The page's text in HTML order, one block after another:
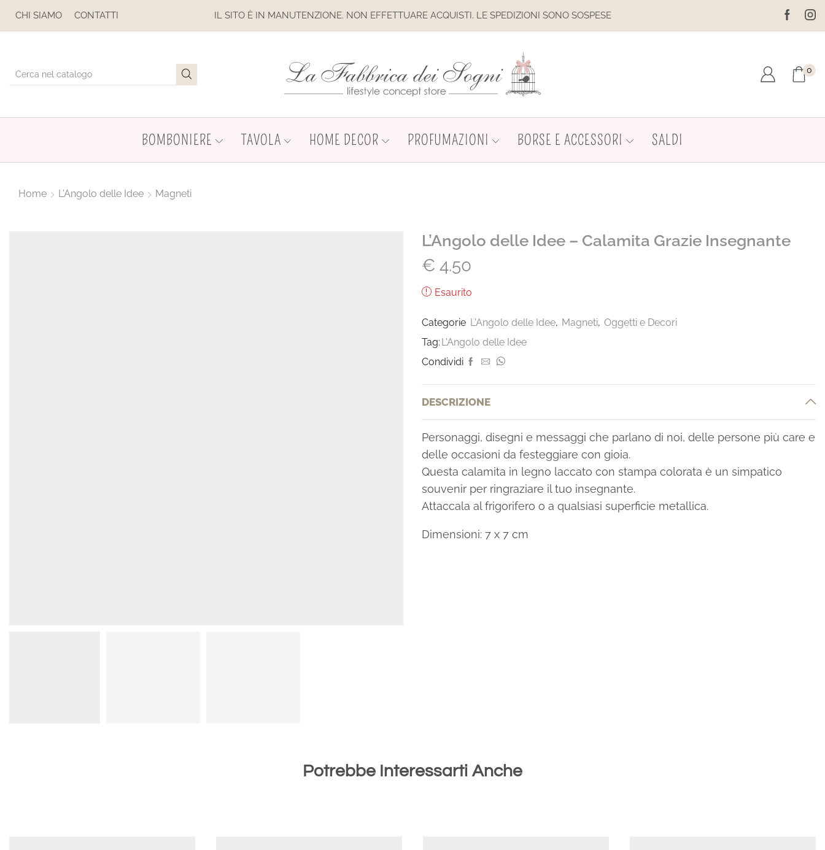
CHI SIAMO CONTATTIIL SITO È IN MANUTENZIONE. NON EFFETTUARE ACQUISTI. LE SPEDIZIONI SONO SOSPESE IL SITO È IN MANUTENZIONE. NON
0
BOMBONIERE TAVOLA HOME DECOR PROFUMAZIONI BORSE E ACCESSORI SALDI
Home L'Angolo delle Idee Magneti
L’Angolo delle Idee – Calamita Grazie Insegnante
€ 4.50
Esaurito
Categorie L'Angolo delle Idee, Magneti, Oggetti e Decori
Tag: L'Angolo delle Idee
Condividi
DESCRIZIONE
Personaggi, disegni e messaggi che parlano di noi, delle persone più care e
delle occasioni da festeggiare con gioia.
Questa calamita in legno laccato con stampa colorata è un simpatico
souvenir per ringraziare il tuo insegnante.
Attaccala al frigorifero o a qualsiasi superficie metallica.
Dimensioni: 7 x 7 cm
Potrebbe Interessarti Anche